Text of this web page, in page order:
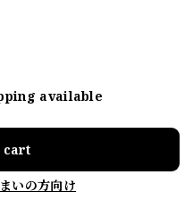
available
cart
いの方向け